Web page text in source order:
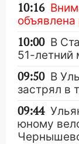
10:16
объявлена
10:00 В
51-летний
09:50 В
застрял в
09:44
юному